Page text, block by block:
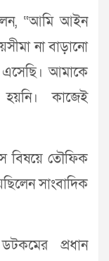
“আমি আইন
না বাড়ানো
আমাকে
হয়নি। কাজেই
বিষয়ে তৌফিক
সাংবাদিক
প্রধান